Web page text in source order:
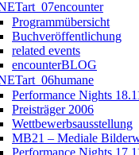
Programmübersicht
Buchveröffentlichung
related events
encounterBLOG
Performance Nights
Preisträger 2006
Wettbewerbsausstellung
MB21 – Mediale
Performance Nights